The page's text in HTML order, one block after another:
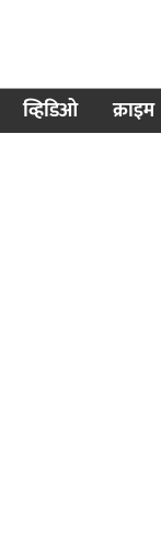
व्हिडिओ क्राइम